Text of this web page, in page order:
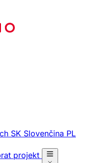
SK Slovenčina PL
projekt